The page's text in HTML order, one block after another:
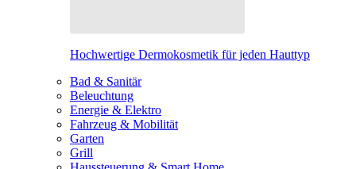
Hochwertige Dermokosmetik für jeden Hauttyp
Bad & Sanitär
Beleuchtung
Energie & Elektro
Fahrzeug & Mobilität
Garten
Grill